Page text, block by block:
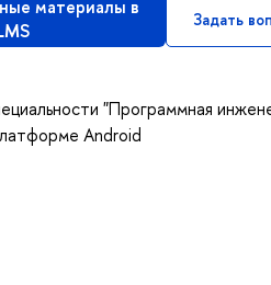
материалы в
Задать
"Программная
Android